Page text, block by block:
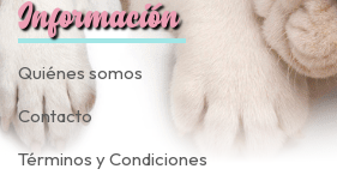
Información
Quiénes somos
Contacto
Términos y Condiciones